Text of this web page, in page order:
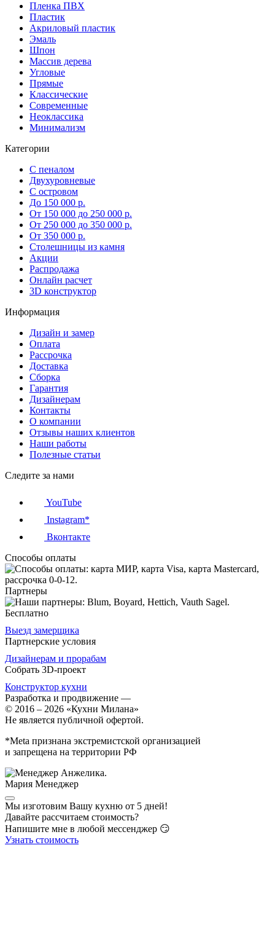
Пленка ПВХ
Пластик
Акриловый пластик
Эмаль
Шпон
Массив дерева
Угловые
Прямые
Классические
Современные
Неоклассика
Минимализм
Категории
С пеналом
Двухуровневые
С островом
До 150 000 р.
От 150 000 до 250 000 р.
От 250 000 до 350 000 р.
От 350 000 р.
Столешницы из камня
Акции
Распродажа
Онлайн расчет
3D конструктор
Информация
Дизайн и замер
Оплата
Рассрочка
Доставка
Сборка
Гарантия
Дизайнерам
Контакты
О компании
Отзывы наших клиентов
Наши работы
Полезные статьи
Следите за нами
YouTube
Instagram*
Вконтакте
Способы оплаты
Партнеры
Бесплатно
Выезд замерщика
Партнерские условия
Дизайнерам и прорабам
Собрать 3D-проект
Конструктор кухни
Разработка и продвижение —
© 2016 – 2026 «Кухни Милана»
Не является публичной офертой.
*Meta признана экстремистской организацией
и запрещена на территории РФ
Мария Менеджер
Мы изготовим Вашу кухню от 5 дней!
Давайте рассчитаем стоимость?
Напишите мне в любой мессенджер 😏
Узнать стоимость